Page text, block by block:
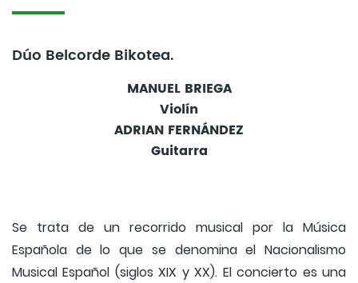
Dúo Belcorde Bikotea.
MANUEL BRIEGA
Violín
ADRIAN FERNÁNDEZ
Guitarra
Se trata de un recorrido musical por la Música
Española de lo que se denomina el Nacionalismo
Musical Español (siglos XIX y XX). El concierto es una